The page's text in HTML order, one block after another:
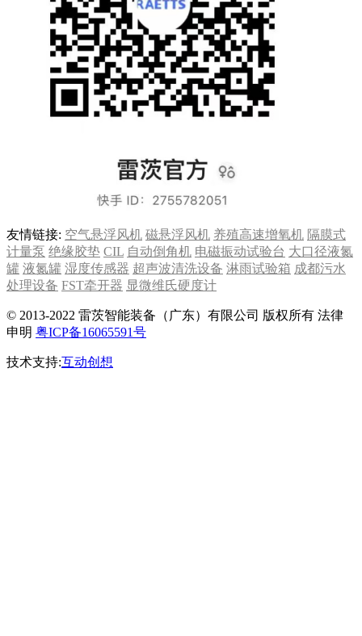
友情链接: 空气悬浮风机 磁悬浮风机 养殖高速增氧机 隔膜式
计量泵 绝缘胶垫 CIL 自动倒角机 电磁振动试验台 大口径液氮
罐 液氮罐 湿度传感器 超声波清洗设备 淋雨试验箱 成都污水
处理设备 FST牵开器 显微维氏硬度计
© 2013-2022 雷茨智能装备（广东）有限公司 版权所有 法律
申明 粤ICP备16065591号
技术支持:互动创想